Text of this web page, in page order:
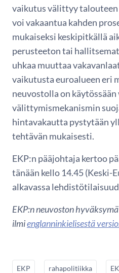
vaikutus välittyy
voi vakaantua kahden
mukaiseksi keskipitkällä
perusteeton tai
uhkaa muuttaa
vaikutusta euroalueen eri
neuvostolla on
välittymismekanismin
hintavakautta pystytään
tehtävän mukaisesti.
EKP:n pääjohtaja kertoo
tänään kello 14.45 (Keski-
alkavassa
EKP:n neuvoston
ilmienglanninkielisestä
EKP rahapolitiikka